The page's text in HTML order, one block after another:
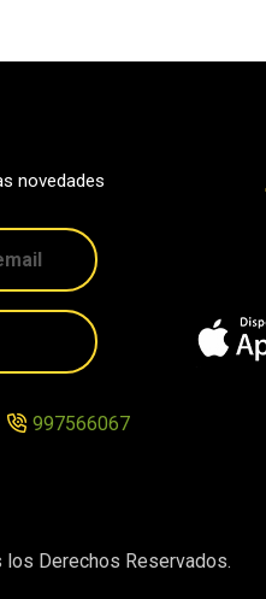
novedades
997566067
los Derechos Reservados.